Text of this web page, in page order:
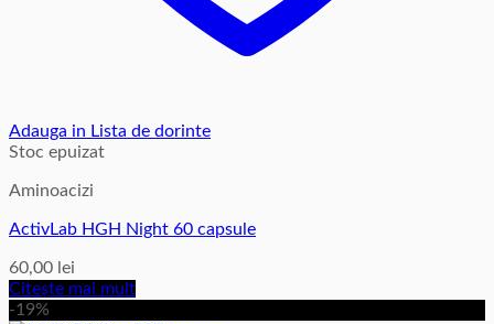
Adauga in Lista de dorinte
Stoc epuizat
Aminoacizi
ActivLab HGH Night 60 capsule
60,00 lei
Citește mai mult
-19%